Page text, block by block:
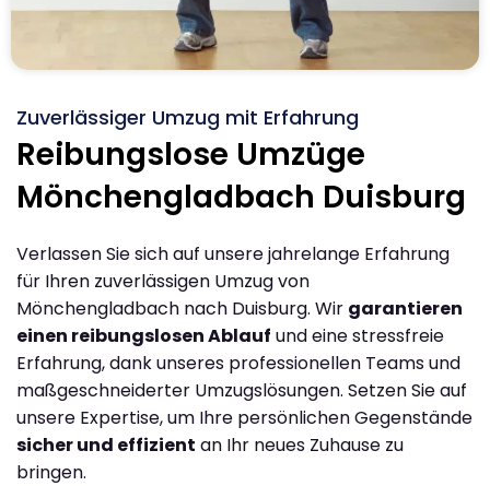
Zuverlässiger Umzug mit Erfahrung
Reibungslose Umzüge
Mönchengladbach Duisburg
Verlassen Sie sich auf unsere jahrelange Erfahrung
für Ihren zuverlässigen Umzug von
Mönchengladbach nach Duisburg. Wir garantieren
einen reibungslosen Ablauf und eine stressfreie
Erfahrung, dank unseres professionellen Teams und
maßgeschneiderter Umzugslösungen. Setzen Sie auf
unsere Expertise, um Ihre persönlichen Gegenstände
sicher und effizient an Ihr neues Zuhause zu
bringen.